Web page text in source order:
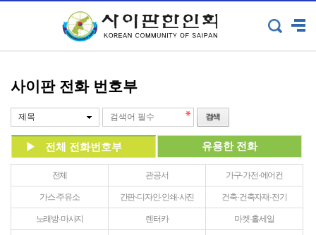
사이판 전화 번호부
제목
전체 전화번호부 유용한 전화
전체 관공서 가구·가전·에어컨
가스·주유소 간판·디자인·인쇄·사진 건축·건축자재·전기
노래방·마사지 렌터카 마켓·홀세일